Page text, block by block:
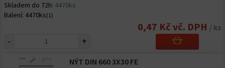
Skladem do 72h: 4470ks
Balení: 4470ks(1)
0,47 Kč vč. DPH / ks
- +
NÝT DIN 660 3X30 FE